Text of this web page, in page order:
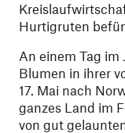
Hurtigruten
An einem Tag im
Blumen in ihrer
17. Mai nach
ganzes Land im
von gut